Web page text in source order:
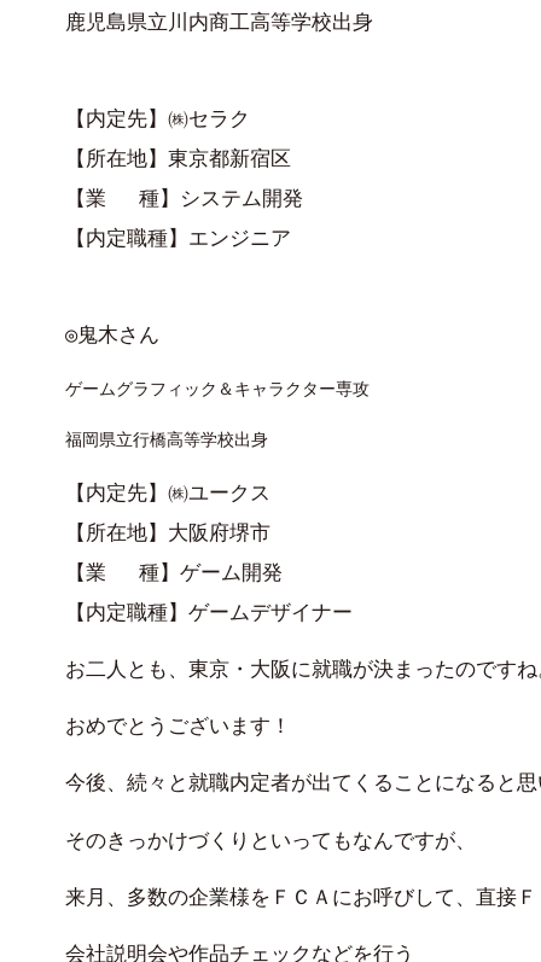
鹿児島県立川内商工高等学校出身
【内定先】㈱セラク
【所在地】東京都新宿区
【業　 種】システム開発
◎鬼木さん
ゲームグラフィック＆キャラクター専攻
福岡県立行橋高等学校出身
【内定先】㈱ユークス
【所在地】大阪府堺市
【業　 種】ゲーム開発
【内定職種】ゲームデザイナー
お二人とも、東京・大阪に就職が決まったのです
おめでとうございます！
今後、続々と就職内定者が出てくることになると
そのきっかけづくりといってもなんですが、
来月、多数の企業様をＦＣＡにお呼びして、直接
会社説明会や作品チェックなどを行う